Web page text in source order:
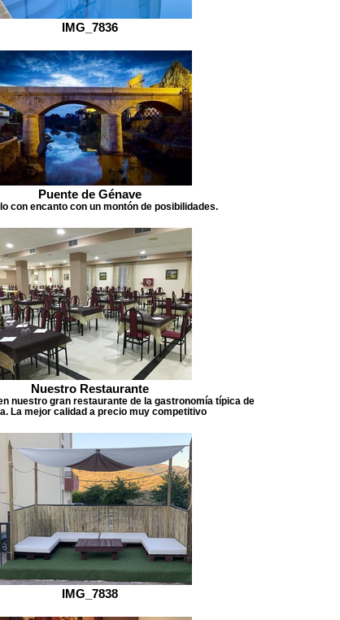
IMG_7836
Puente de Génave
con encanto con un montón de posibilidades.
Nuestro Restaurante
nuestro gran restaurante de la gastronomía típica de
La mejor calidad a precio muy competitivo
IMG_7838